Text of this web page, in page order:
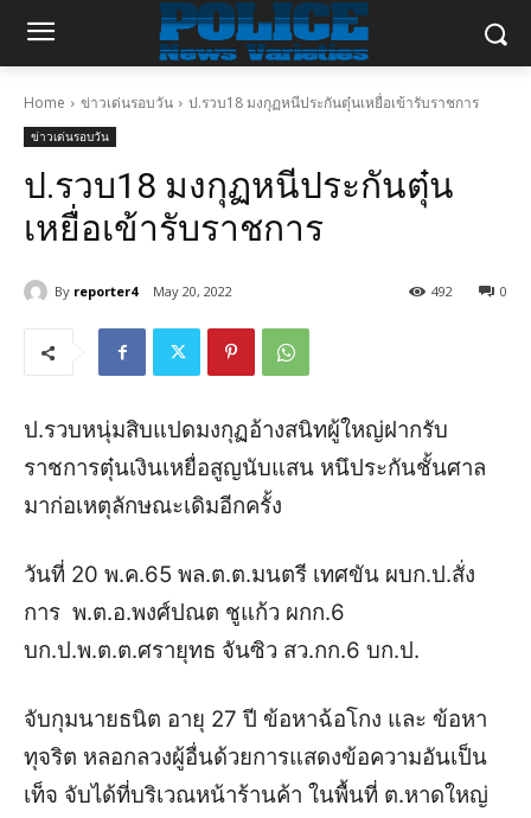
Home ข่าวเด่นรอบวัน ป.รวบ18 มงกุฏหนีประกันตุ๋นเหยื่อเข้ารับราชการ
ข่าวเด่นรอบวัน
ป.รวบ18 มงกุฏหนีประกันตุ๋น
เหยื่อเข้ารับราชการ
By reporter4 May 20, 2022 0
492
ป.รวบหนุ่มสิบแปดมงกุฏอ้างสนิทผู้ใหญ่ฝากรับ
ราชการตุ๋นเงินเหยื่อสูญนับแสน หนึประกันชั้นศาล
มาก่อเหตุลักษณะเดิมอีกครั้ง
วันที่ 20 พ.ค.65 พล.ต.ต.มนตรี เทศขัน ผบก.ป.สั่ง
การ พ.ต.อ.พงศ์ปณต ชูแก้ว ผกก.6
บก.ป.พ.ต.ต.ศรายุทธ จันซิว สว.กก.6 บก.ป.
จับกุมนายธนิต อายุ 27 ปี ข้อหาฉ้อโกง และ ข้อหา
ทุจริต หลอกลวงผู้อื่นด้วยการแสดงข้อความอันเป็น
เท็จ จับได้ที่บริเวณหน้าร้านค้า ในพื้นที่ ต.หาดใหญ่